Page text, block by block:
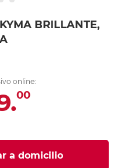
BRILLANTE,
online:
00
a domicilio